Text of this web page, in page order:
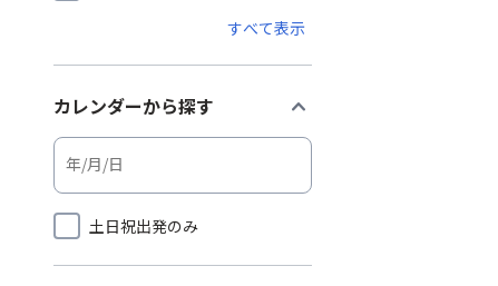
すべて表示
カレンダーから探す expand_more
土日祝出発のみ